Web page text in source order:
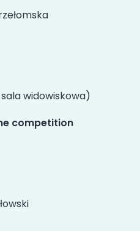
sala widowiskowa)
competition